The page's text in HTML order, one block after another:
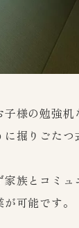
様の勉強
に掘りごた
族とコミ
可能です。